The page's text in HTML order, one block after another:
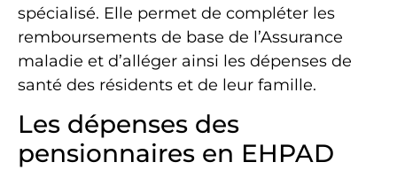
spécialisé. Elle permet de compléter les
remboursements de base de l’Assurance
maladie et d’alléger ainsi les dépenses de
santé des résidents et de leur famille.
Les dépenses des
pensionnaires en EHPAD